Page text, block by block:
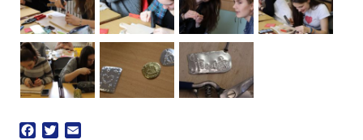
Facebook
Twitter